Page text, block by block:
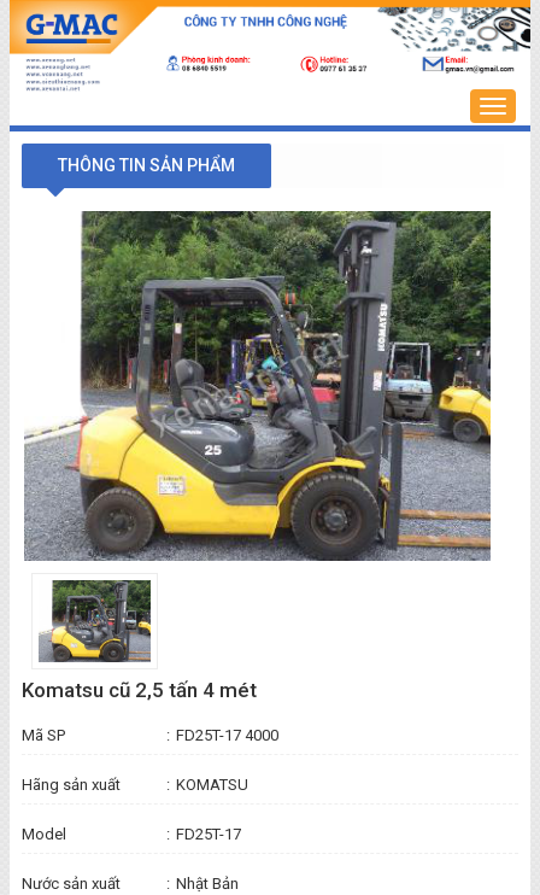
Trang
chủ
THÔNG TIN SẢN PHẨM
Komatsu cũ 2,5 tấn 4 mét
Mã SP : FD25T-17 4000
Hãng sản xuất : KOMATSU
Model : FD25T-17
Nước sản xuất : Nhật Bản